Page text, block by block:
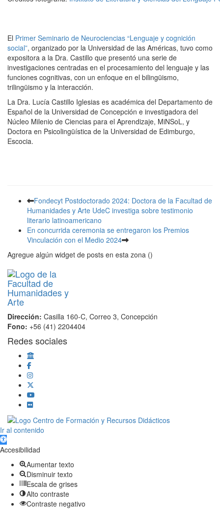
El Primer Seminario de Neurociencias “Lenguaje y cognición
social”, organizado por la Universidad de las Américas, tuvo como
expositora a la Dra. Castillo que presentó una serie de
investigaciones centradas en el procesamiento del lenguaje y las
funciones cognitivas, con un enfoque en el bilingüismo,
trilingüismo y la interacción.
La Dra. Lucía Castillo Iglesias es académica del Departamento de
Español de la Universidad de Concepción e investigadora del
Núcleo Milenio de Ciencias para el Aprendizaje, MiNSoL, y
Doctora en Psicolingüística de la Universidad de Edimburgo,
Escocia.
Fondecyt Postdoctorado 2024: Doctora de la Facultad de
Humanidades y Arte UdeC investiga sobre testimonio
literario latinoamericano
En concurrida ceremonia se entregaron los Premios
Vinculación con el Medio 2024
Agregue algún widget de posts en esta zona ()
Dirección: Casilla 160-C, Correo 3, Concepción
Fono: +56 (41) 2204404
Redes sociales
Scroll
Up
Ir al contenido
Abrir barra de herramientas
Accesibilidad
Aumentar texto
Disminuir texto
Escala de grises
Alto contraste
Contraste negativo